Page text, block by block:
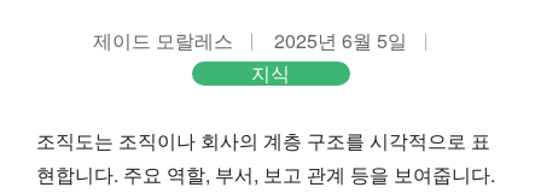
제이드 모랄레스
2025년 6월 5일
지식
조직도는 조직이나 회사의 계층 구조를 시각적으로 표
현합니다. 주요 역할, 부서, 보고 관계 등을 보여줍니다.